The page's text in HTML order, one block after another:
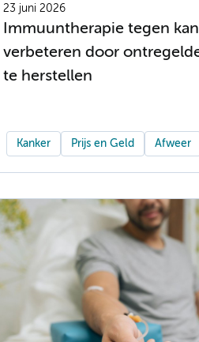
23 juni 2026
Immuuntherapie tegen
verbeteren door
te herstellen
Kanker Prijs en Geld Afweer